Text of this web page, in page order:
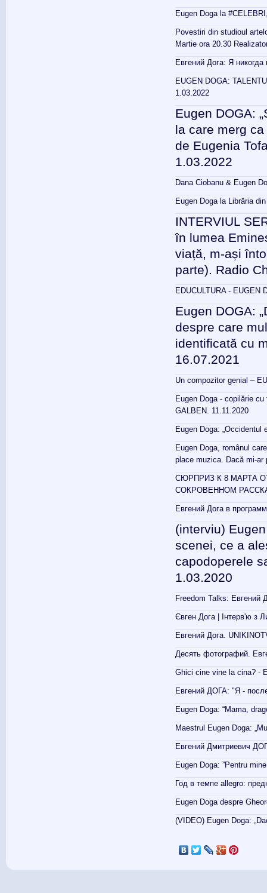
Eugen Doga la
Povestiri din studioul
Martie ora 20.30
Евгений Дога: Я
EUGEN DOGA:
1.03.2022
Eugen DOGA:
la care merg
de Eugenia
1.03.2022
Dana Ciobanu & Eugen
Eugen Doga la Librăria
INTERVIUL
în lumea
viață, m-ași
parte). Radio
EDUCULTURA - EUGEN
Eugen DOGA:
despre care
identificată cu
16.07.2021
Un compozitor genial –
Eugen Doga - copilărie
GALBEN. 11.11.2020
Eugen Doga:
Eugen Doga, românul
place muzica. Dacă mi-ar
СЮРПРИЗ К 8 МАРТА
СОКРОВЕННОМ
Евгений Дога в
(interviu)
scenei, ce a
capodoperele
1.03.2020
Freedom Talks: Евгений
Євген Дога | Інтерв'ю з
Евгений Дога.
Десять фотографий.
Ghici cine vine la cina? -
Евгений ДОГА: "Я -
Eugen Doga: “Mama,
Maestrul Eugen Doga:
Евгений Дмитриевич
Eugen Doga: ”Pentru
Год в темпе allegro:
Eugen Doga despre
(VIDEO) Eugen Doga: